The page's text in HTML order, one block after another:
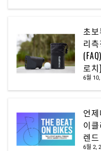
초
리
로치)
6월
언
이
렌드
6월 2,